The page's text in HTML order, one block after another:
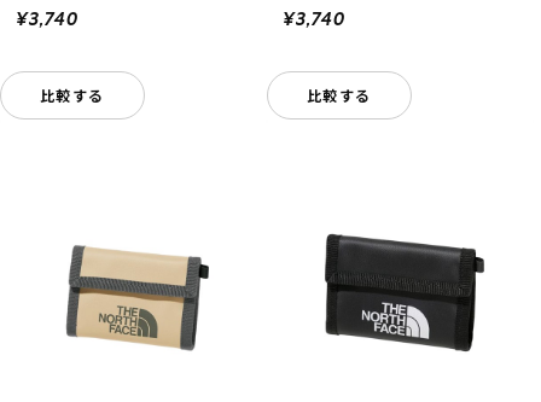
¥3,740
比較する
¥3,740
比較する